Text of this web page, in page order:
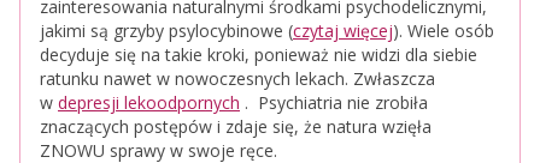
zainteresowania naturalnymi środkami psychodelicznymi,
jakimi są grzyby psylocybinowe (czytaj więcej). Wiele osób
decyduje się na takie kroki, ponieważ nie widzi dla siebie
ratunku nawet w nowoczesnych lekach. Zwłaszcza
w depresji lekoodpornych . Psychiatria nie zrobiła
znaczących postępów i zdaje się, że natura wzięła
ZNOWU sprawy w swoje ręce.